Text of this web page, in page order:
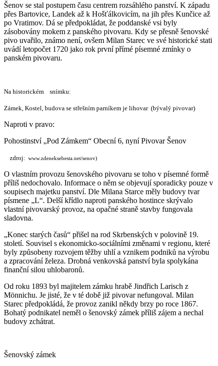
Šenov se stal postupem času centrem rozsáhlého panství. K západu
přes Bartovice, Landek až k Hošťálkovicím, na jih přes Kunčice až
po Vratimov. Dá se předpokládat, že poddanské vsi byly
zásobovány mokem z panského pivovaru. Kdy se přesně šenovské
pivo uvařilo, známo není, ovšem Milan Starec ve své historické stati
uvádí letopočet 1720 jako rok první přímé písemné zmínky o
panském pivovaru.
Na historickém snímku:
Zámek, Kostel, budova se střešním parníkem je lihovar (bývalý pivovar)
Naproti v pravo:
Pohostinství „Pod Zámkem“ Obecní 6, nyní Pivovar Šenov
zdroj: www.zdeneksebesta.net/senov)
O vlastním provozu šenovského pivovaru se toho v písemné formě
příliš nedochovalo. Informace o něm se objevují sporadicky pouze v
soupisech majetku panství. Dle Milana Starce měly budovy tvar
písmene „L“. Delší křídlo naproti panského hostince skrývalo
vlastní pivovarský provoz, na opačné straně stavby fungovala
sladovna.
„Konec starých časů“ přišel na rod Skrbenských v polovině 19.
století. Souvisel s ekonomicko-sociálními změnami v regionu, které
byly způsobeny rozvojem těžby uhlí a vznikem podniků na výrobu
a zpracování železa. Drobná venkovská panství byla spolykána
finanční silou uhlobaronů.
Od roku 1893 byl majitelem zámku hrabě Jindřich Larisch z
Mönnichu. Je jisté, že v té době již pivovar nefungoval. Milan
Starec předpokládá, že provoz zanikl někdy brzy po roce 1867.
Bohatý podnikatel neměl o šenovský zámek příliš zájem a nechal
budovy zchátrat.
Šenovský zámek